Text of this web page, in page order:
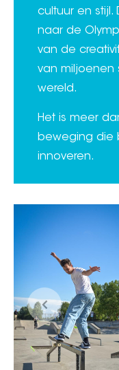
cultuur en stijl.
naar de
van de
van miljoenen
wereld.
Het is meer
beweging die
innoveren.